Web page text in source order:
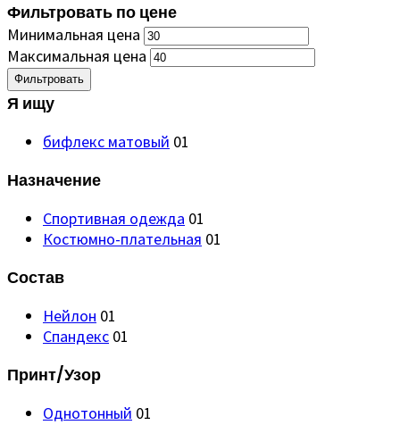
Фильтровать по цене
Минимальная цена
Максимальная цена
Фильтровать
Я ищу
бифлекс матовый 01
Назначение
Спортивная одежда 01
Костюмно-плательная 01
Состав
Нейлон 01
Спандекс 01
Принт/Узор
Однотонный 01